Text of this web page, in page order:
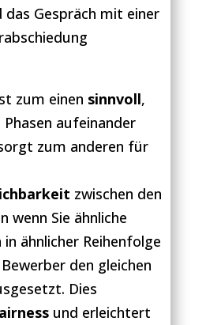
das Gespräch mit einer
zum einen sinnvoll,
Phasen aufeinander
zum anderen für
zwischen den
wenn Sie ähnliche
ähnlicher Reihenfolge
den gleichen
Dies
und erleichtert